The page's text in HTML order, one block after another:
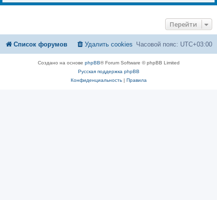
Перейти
Список форумов Часовой пояс: UTC+03:00
Удалить cookies
Создано на основе phpBB® Forum Software © phpBB Limited
Русская поддержка phpBB
Конфиденциальность| Правила